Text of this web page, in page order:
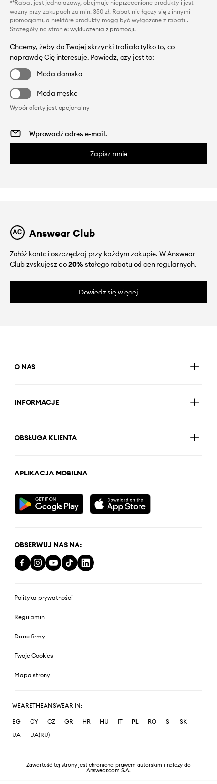
**Rabat jest jednorazowy, obejmuje nieprzecenione produkty i jest
ważny przy zakupach za min. 350 zł. Rabat nie łączy się z innymi
promocjami, a niektóre produkty mogą być wyłączone z rabatu.
Szczegóły na stronie: wykluczenia z promocji.
Chcemy, żeby do Twojej skrzynki trafiało tylko to, co
naprawdę Cię interesuje. Powiedz, czy jest to:
Moda damska
Moda męska
Wybór oferty jest opcjonalny
Zapisz mnie
Answear Club
Załóż konto i oszczędzaj przy każdym zakupie. W Answear
Club zyskujesz do20%stałego rabatu od cen regularnych.
Dowiedz się więcej
O NAS
INFORMACJE
OBSŁUGA KLIENTA
APLIKACJA MOBILNA
OBSERWUJ NAS NA:
Polityka prywatności
Regulamin
Dane firmy
Twoje Cookies
Mapa strony
WEARETHEANSWEAR IN:
BG CY CZ GR HR HU IT PL RO SI
SK
UA
UA(RU)
Zawartość tej strony jest chroniona prawem autorskim i należy do
Answear.com S.A.